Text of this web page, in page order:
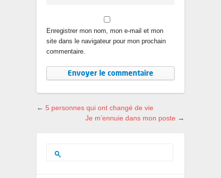
Enregistrer mon nom, mon e-mail et mon
site dans le navigateur pour mon prochain
commentaire.
← 5 personnes qui ont changé de vie
Je m’ennuie dans mon poste →